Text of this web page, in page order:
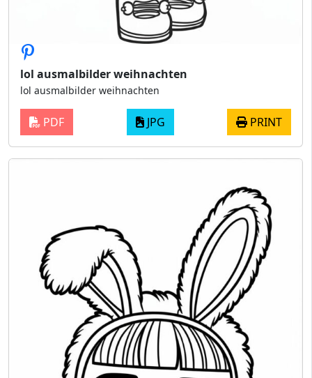
lol ausmalbilder weihnachten
lol ausmalbilder weihnachten
PDF JPG PRINT